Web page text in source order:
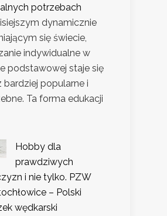
potrzebach
dynamicznie
się świecie,
indywidualne w
podstawowej staje się
bardziej popularne i
Ta forma edukacji
Hobby dla
prawdziwych
i nie tylko. PZW
– Polski
wędkarski